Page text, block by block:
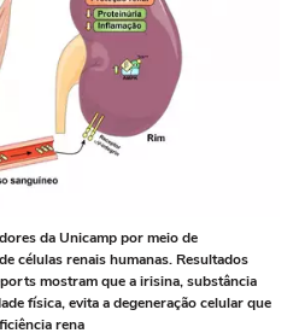
da Unicamp por meio de
células renais humanas. Resultados
mostram que a irisina, substância
física, evita a degeneração celular que
rena